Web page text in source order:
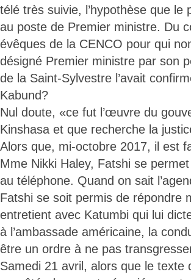
télé très suivie, l’hypothèse que
au poste de Premier ministre. Du
évêques de la CENCO pour qui
désigné Premier ministre par son
de la Saint-Sylvestre l’avait
Kabund?
Nul doute, «ce fut l’œuvre du
Kinshasa et que recherche la
Alors que, mi-octobre 2017, il est
Mme Nikki Haley, Fatshi se
au téléphone. Quand on sait
Fatshi se soit permis de répondre
entretient avec Katumbi qui lui
à l’ambassade américaine, la
être un ordre à ne pas
Samedi 21 avril, alors que le texte